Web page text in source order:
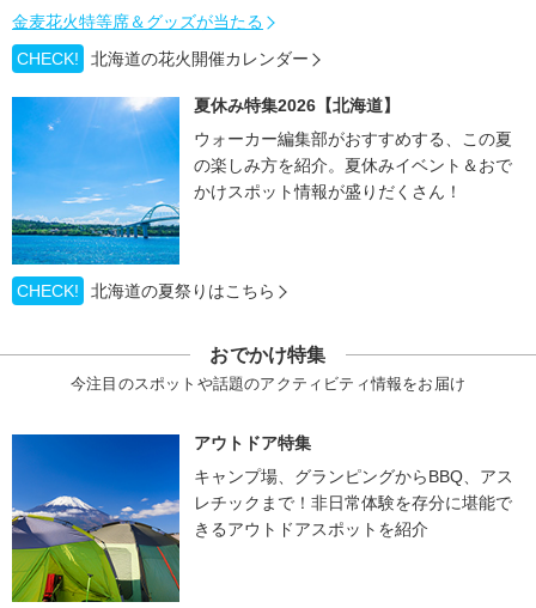
金麦花火特等席＆グッズが当たる
CHECK!
北海道の花火開催カレンダー
夏休み特集2026【北海道】
ウォーカー編集部がおすすめする、この夏
の楽しみ方を紹介。夏休みイベント＆おで
かけスポット情報が盛りだくさん！
CHECK! 北海道の夏祭りはこちら
おでかけ特集
今注目のスポットや話題のアクティビティ情報をお届け
アウトドア特集
キャンプ場、グランピングからBBQ、アス
レチックまで！非日常体験を存分に堪能で
きるアウトドアスポットを紹介